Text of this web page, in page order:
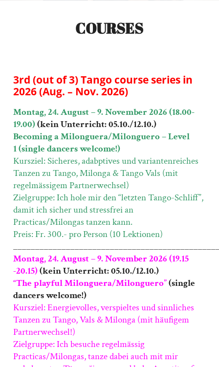
COURSES
3rd (out of 3) Tango course series in
2026 (Aug. – Nov. 2026)
Montag, 24. August – 9. November 2026 (18.00-
19.00)(kein Unterricht: 05.10./12.10.)
Becoming a Milonguera/Milonguero – Level
1(single dancers welcome!)
Kursziel: Sicheres, adabptives und variantenreiches
Tanzen zu Tango, Milonga & Tango Vals (mit
regelmässigem Partnerwechsel)
Zielgruppe: Ich hole mir den “letzten Tango-Schliff”,
damit ich sicher und stressfrei an
Practicas/Milongas tanzen kann.
Preis: Fr. 300.- pro Person (10 Lektionen)
Montag, 24. August – 9. November 2026 (19.15
-20.15)(kein Unterricht: 05.10./12.10.)
“The playful Milonguera/Milonguero”(single
dancers welcome!)
Kursziel: Energievolles, verspieltes und sinnliches
Tanzen zu Tango, Vals & Milonga (mit häufigem
Partnerwechsel!)
Zielgruppe: Ich besuche regelmässig
Practicas/Milongas, tanze dabei auch mit mir